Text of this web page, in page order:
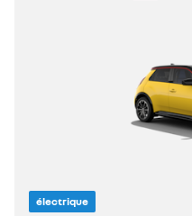
électrique